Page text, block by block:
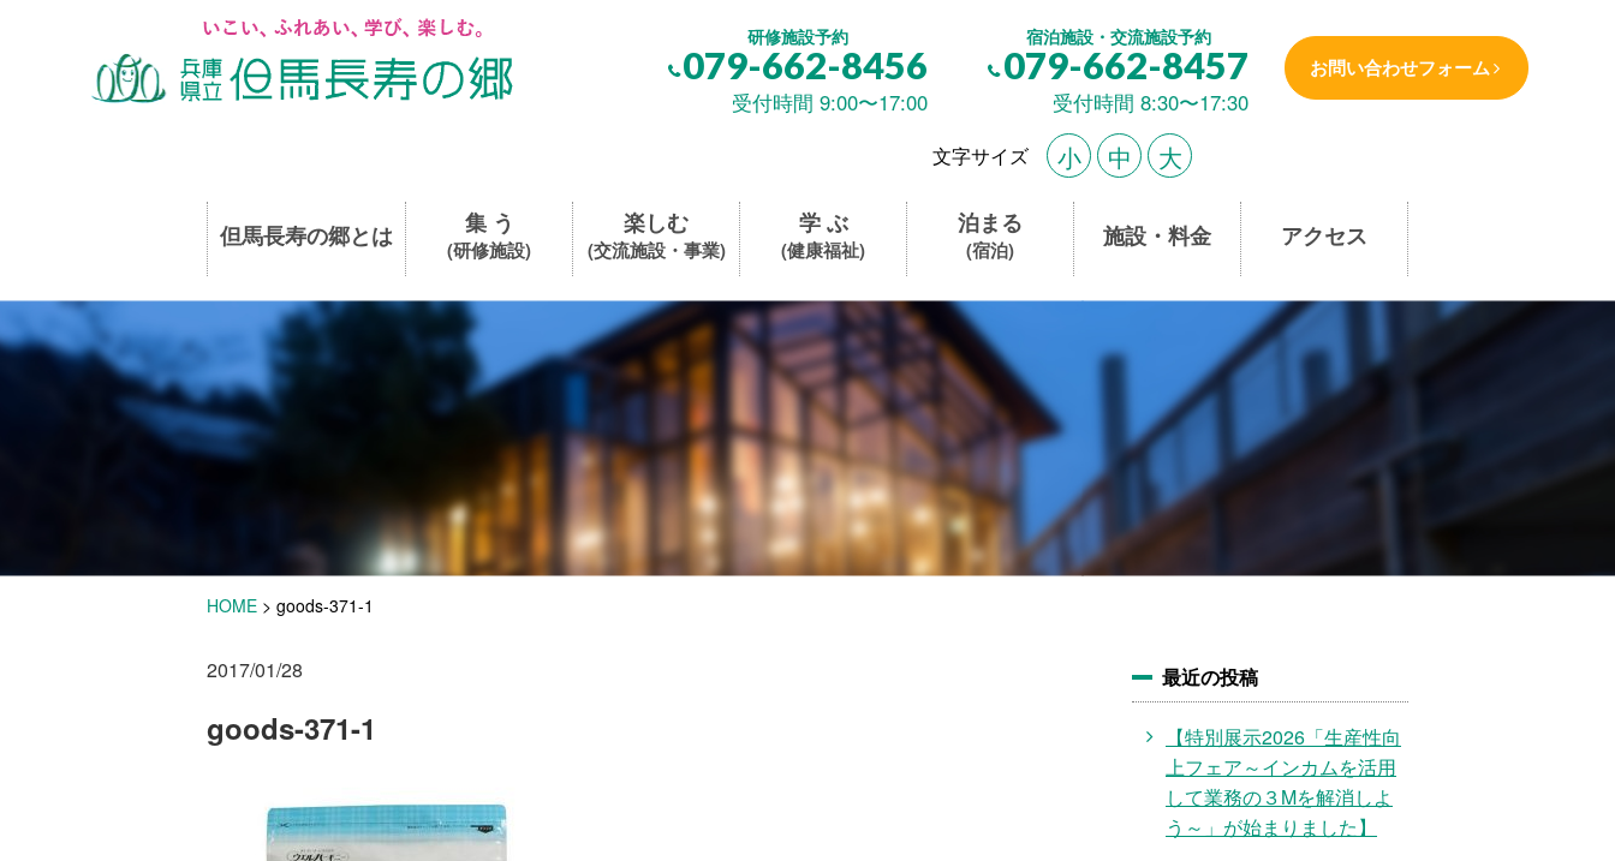
研修施設予約
079-662-8456
受付時間 9:00〜17:00
宿泊施設・交流施設予約
079-662-8457
受付時間 8:30〜17:30
お問い合わせフォーム
文字サイズ 小 中 大
但馬長寿の郷とは 集 う
(研修施設)
楽しむ
(交流施設・事業)
学 ぶ
(健康福祉)
泊まる
(宿泊) 施設・料金 アクセス
HOME > goods-371-1
2017/01/28
goods-371-1
最近の投稿
【特別展示2026「生産性向
上フェア～インカムを活用
して業務の３Mを解消しよ
う～」が始まりました】